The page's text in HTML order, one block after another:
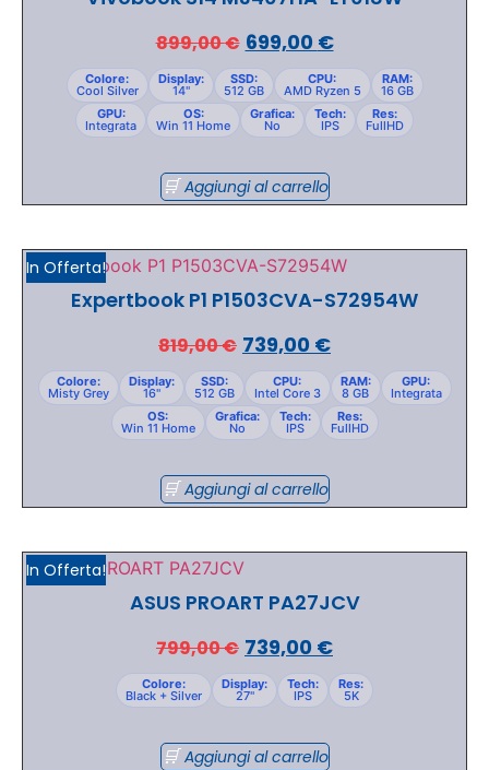
899,00€ 699,00 €
Colore:
Cool Silver
Display:
14"
SSD:
512 GB
CPU:
AMD Ryzen 5
RAM:
16 GB
GPU:
Integrata
OS:
Win 11 Home
Grafica:
No
Tech:
IPS
Res:
FullHD
Aggiungi al carrello
In Offerta!
Expertbook P1 P1503CVA-S72954W
819,00€ 739,00 €
Colore:
Misty Grey
Display:
16"
SSD:
512 GB
CPU:
Intel Core 3
RAM:
8 GB
GPU:
Integrata
OS:
Win 11 Home
Grafica:
No
Tech:
IPS
Res:
FullHD
Aggiungi al carrello
In Offerta!
ASUS PROART PA27JCV
799,00€ 739,00 €
Colore:
Black + Silver
Display:
27"
Tech:
IPS
Res:
5K
Aggiungi al carrello